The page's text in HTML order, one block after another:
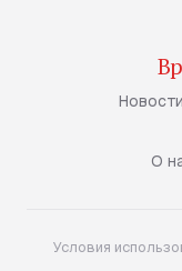
О
Условия